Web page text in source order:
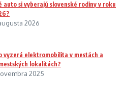
auto si vyberajú slovenské rodiny v roku
2026
vyzerá elektromobilita v mestách a
lokalitách?
2025